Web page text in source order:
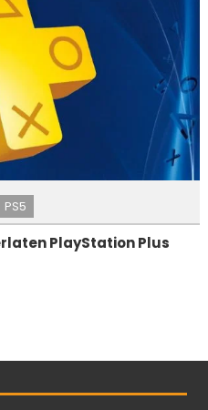
PS5
PlayStation Plus